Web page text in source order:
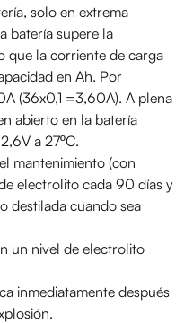
solo en extrema
batería supere la
que la corriente de carga
en Ah. Por
(36x0,1 =3,60A). A plena
abierto en la batería
a 27ºC.
mantenimiento (con
electrolito cada 90 días y
destilada cuando sea
un nivel de electrolito
inmediatamente después